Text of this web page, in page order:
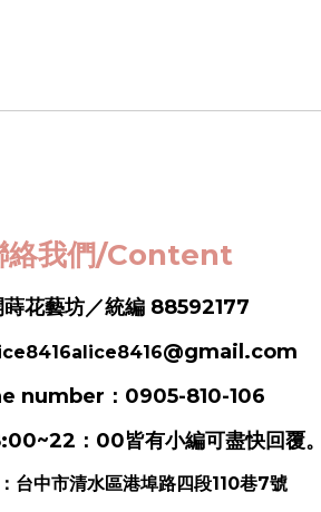
絡我們/Content
蒔花藝坊／統編 88592177
@gmail.com
number：0905-810-106
：00皆有小編可盡快回覆。
台中市清水區港埠路四段110巷7號